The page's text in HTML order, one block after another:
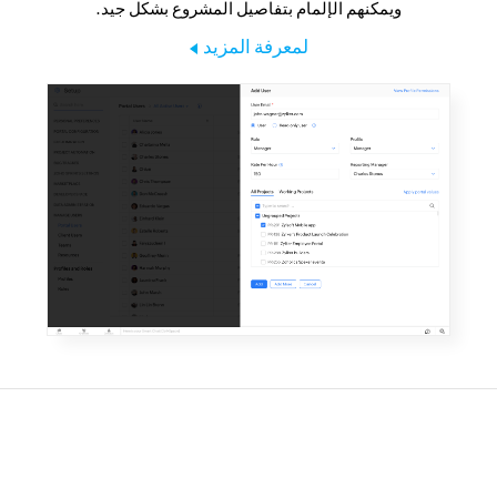
ويمكنهم الإلمام بتفاصيل المشروع بشكل جيد.
لمعرفة المزيد